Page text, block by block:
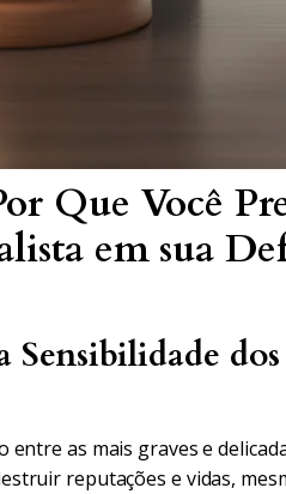
Que Você
em sua
entre as mais graves e
reputações e vidas,